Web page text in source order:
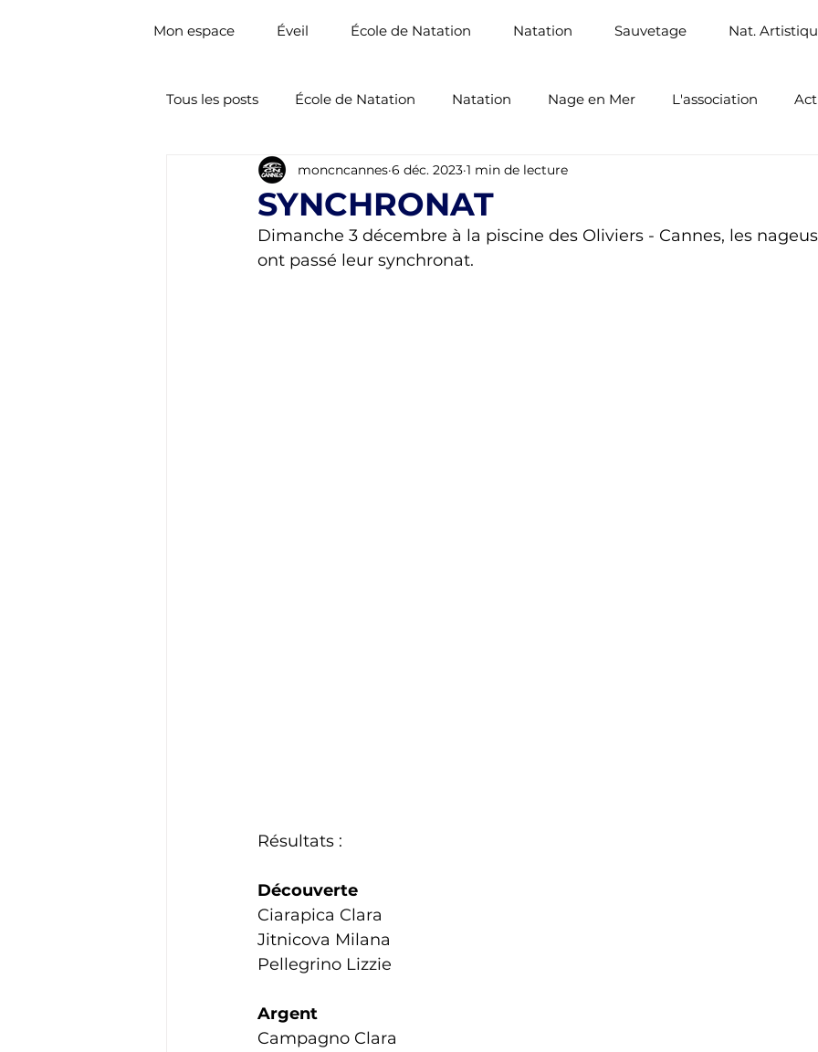
Mon espace Éveil École de Natation Natation Sauvetage Nat.
Tous les posts École de Natation Natation Nage en Mer L'association
Nat. Artistique Natation Santé Sauvetage Sportif
SYNCHRONAT
moncncannes 6 déc. 2023 1 min de lecture
Dimanche 3 décembre à la piscine des Oliviers - Cannes, les
ont passé leur synchronat.
Résultats :
Découverte
Ciarapica Clara
Jitnicova Milana
Pellegrino Lizzie
Argent
Campagno Clara